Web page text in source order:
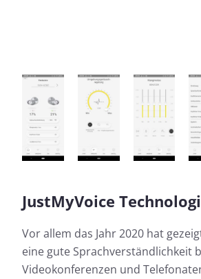
JustMyVoice
Vor allem das Jahr 2020 hat
eine gute Sprachverständlichkeit
Videokonferenzen und